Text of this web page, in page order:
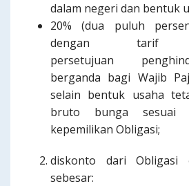
dalam negeri dan bentuk
20% (dua puluh
dengan tarif
persetujuan
berganda bagi Wajib
selain bentuk usaha
bruto bunga sesuai
kepemilikan Obligasi;
diskonto dari Obligasi
sebesar: